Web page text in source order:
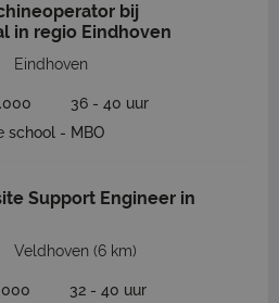
bij
in regio Eindhoven
Eindhoven
36 - 40 uur
school - MBO
Support Engineer in
Veldhoven (6 km)
32 - 40 uur